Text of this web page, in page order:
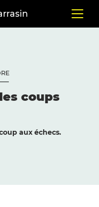
coups
aux échecs.